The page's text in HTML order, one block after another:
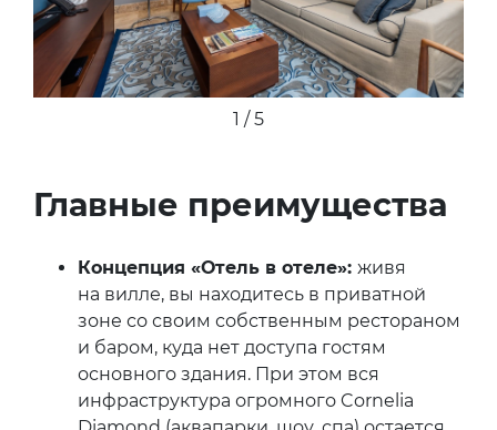
1 / 5
Главные преимущества
Концепция «Отель в отеле»: живя
на вилле, вы находитесь в приватной
зоне со своим собственным рестораном
и баром, куда нет доступа гостям
основного здания. При этом вся
инфраструктура огромного Cornelia